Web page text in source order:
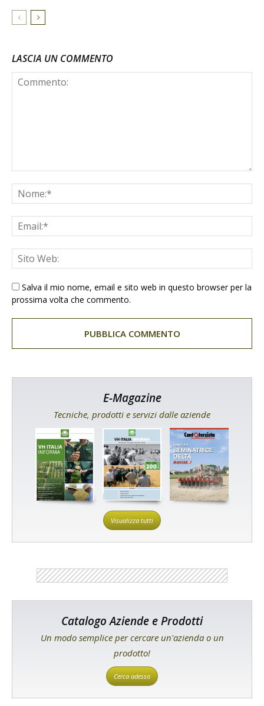
LASCIA UN COMMENTO
Salva il mio nome, email e sito web in questo browser per la
prossima volta che commento.
E-Magazine
Tecniche, prodotti e servizi dalle aziende
Visualizza tutti
Catalogo Aziende e Prodotti
Un modo semplice per cercare un'azienda o un
prodotto!
Cerca adesso